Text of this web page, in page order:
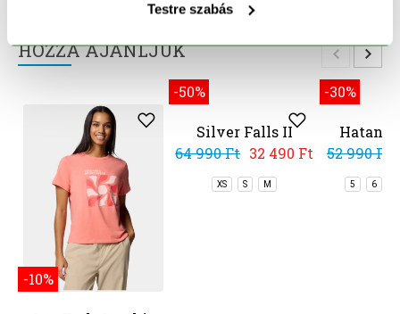
Testre szabás
HOZZÁ AJÁNLJUK
-10%
-30%
Hatana
52 990 Ft
5 6